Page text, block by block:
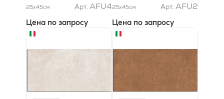
25x45см Арт. AFU4
Цена по запросу
25x45см Арт. AFU2
Цена по запросу